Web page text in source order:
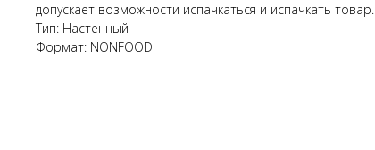
допускает возможности испачкаться и испачкать товар.
Тип: Настенный
Формат: NONFOOD